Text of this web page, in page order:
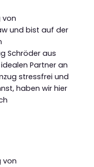
von
und bist auf der
Schröder aus
Partner an
stressfrei und
haben wir hier
von